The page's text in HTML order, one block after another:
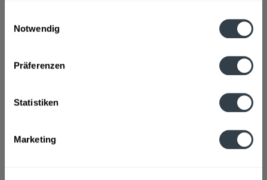
Notwendig
Präferenzen
Statistiken
Marketing
Flaschengröße:
Weitere Artikel von Rauch
RAUCH Fruchtsäfte GmbH & Co OG, Langgasse 1, 6830 Rankweil
mehr